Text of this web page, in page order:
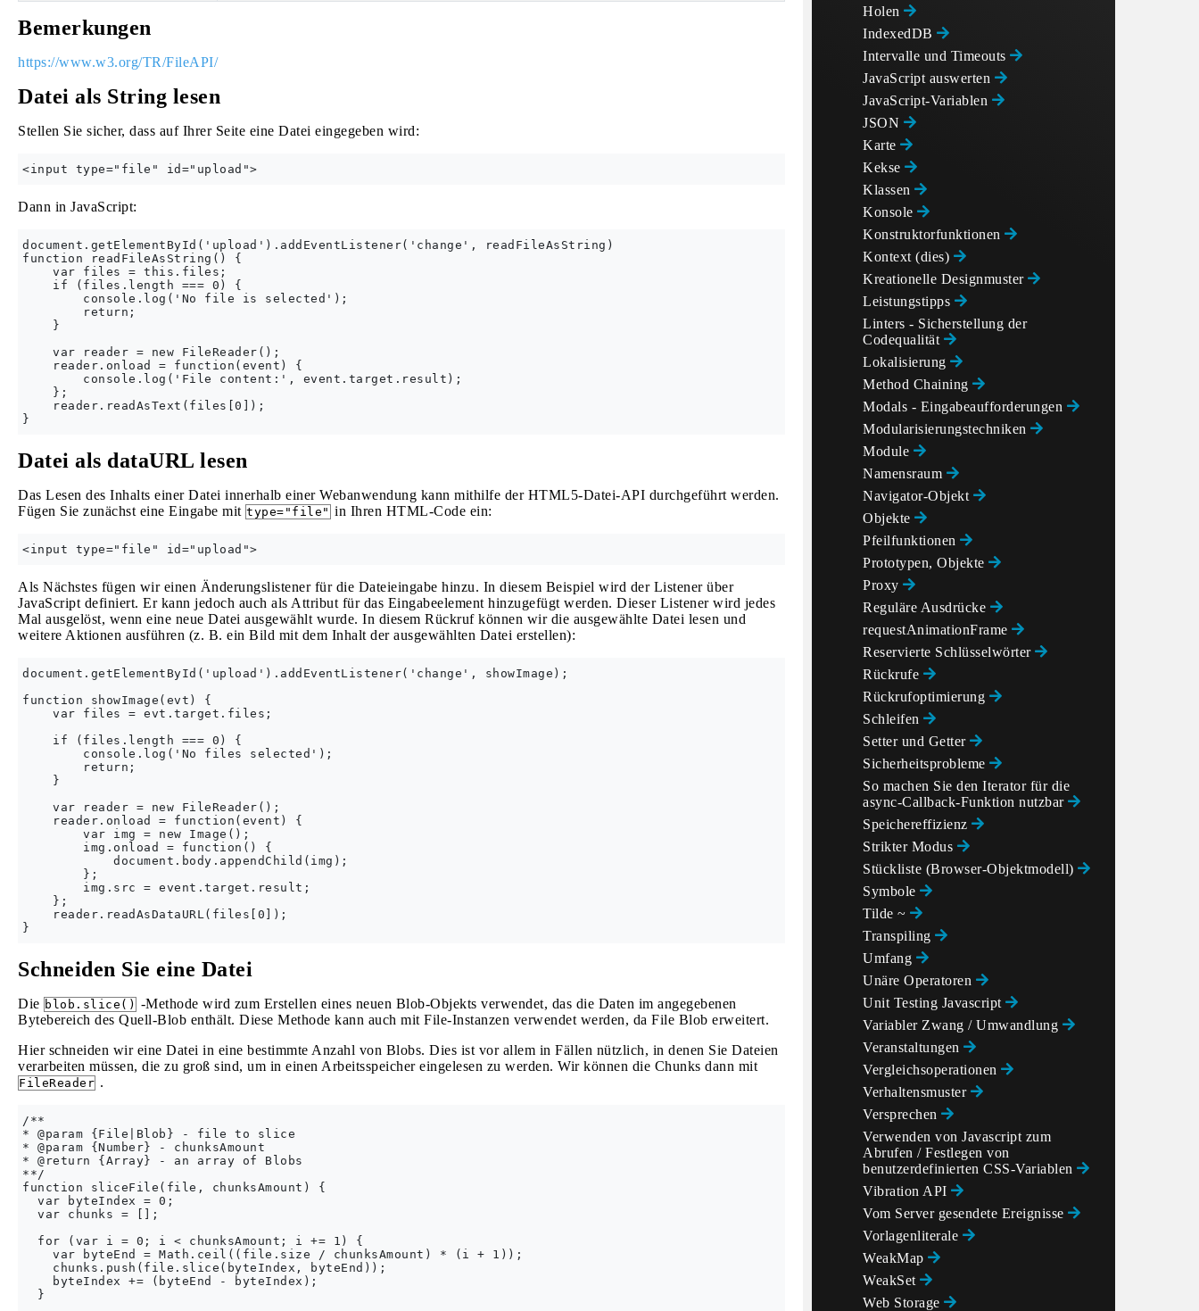
Bemerkungen
https://www.w3.org/TR/FileAPI/
Datei als String lesen
Stellen Sie sicher, dass auf Ihrer Seite eine Datei eingegeben wird:
Dann in JavaScript:
document.getElementById('upload').addEventListener('change', readFileAsString)
function readFileAsString() {
    var files = this.files;
    if (files.length === 0) {
        console.log('No file is selected');
        return;
    }
    var reader = new FileReader();
    reader.onload = function(event) {
        console.log('File content:', event.target.result);
    };
    reader.readAsText(files[0]);
Datei als dataURL lesen
Das Lesen des Inhalts einer Datei innerhalb einer Webanwendung kann mithilfe der HTML5-Datei-API durchgeführt werden.
Fügen Sie zunächst eine Eingabe mit type="file" in Ihren HTML-Code ein:
Als Nächstes fügen wir einen Änderungslistener für die Dateieingabe hinzu. In diesem Beispiel wird der Listener über
JavaScript definiert. Er kann jedoch auch als Attribut für das Eingabeelement hinzugefügt werden. Dieser Listener wird jedes
Mal ausgelöst, wenn eine neue Datei ausgewählt wurde. In diesem Rückruf können wir die ausgewählte Datei lesen und
weitere Aktionen ausführen (z. B. ein Bild mit dem Inhalt der ausgewählten Datei erstellen):
document.getElementById('upload').addEventListener('change', showImage);
function showImage(evt) {
    var files = evt.target.files;
    if (files.length === 0) {
        console.log('No files selected');
        return;
    }
    var reader = new FileReader();
    reader.onload = function(event) {
        var img = new Image();
        img.onload = function() {
            document.body.appendChild(img);
        };
        img.src = event.target.result;
    };
    reader.readAsDataURL(files[0]);
Schneiden Sie eine Datei
Die blob.slice() -Methode wird zum Erstellen eines neuen Blob-Objekts verwendet, das die Daten im angegebenen
Bytebereich des Quell-Blob enthält. Diese Methode kann auch mit File-Instanzen verwendet werden, da File Blob erweitert.
Hier schneiden wir eine Datei in eine bestimmte Anzahl von Blobs. Dies ist vor allem in Fällen nützlich, in denen Sie Dateien
verarbeiten müssen, die zu groß sind, um in einen Arbeitsspeicher eingelesen zu werden. Wir können die Chunks dann mit
FileReader .
/**
* @param {File|Blob} - file to slice
* @param {Number} - chunksAmount
* @return {Array} - an array of Blobs
**/
function sliceFile(file, chunksAmount) {
  var byteIndex = 0;
  var chunks = [];
  for (var i = 0; i < chunksAmount; i += 1) {
    var byteEnd = Math.ceil((file.size / chunksAmount) * (i + 1));
    chunks.push(file.slice(byteIndex, byteEnd));
    byteIndex += (byteEnd - byteIndex);
  }
Holen
IndexedDB
Intervalle und Timeouts
JavaScript auswerten
JavaScript-Variablen
JSON
Karte
Kekse
Klassen
Konsole
Konstruktorfunktionen
Kontext (dies)
Kreationelle Designmuster
Leistungstipps
Linters - Sicherstellung der
Codequalität
Lokalisierung
Method Chaining
Modals - Eingabeaufforderungen
Modularisierungstechniken
Module
Namensraum
Navigator-Objekt
Objekte
Pfeilfunktionen
Prototypen, Objekte
Proxy
Reguläre Ausdrücke
requestAnimationFrame
Reservierte Schlüsselwörter
Rückrufe
Rückrufoptimierung
Schleifen
Setter und Getter
Sicherheitsprobleme
So machen Sie den Iterator für die
async-Callback-Funktion nutzbar
Speichereffizienz
Strikter Modus
Stückliste (Browser-Objektmodell)
Symbole
Tilde ~
Transpiling
Umfang
Unäre Operatoren
Unit Testing Javascript
Variabler Zwang / Umwandlung
Veranstaltungen
Vergleichsoperationen
Verhaltensmuster
Versprechen
Verwenden von Javascript zum
Abrufen / Festlegen von
benutzerdefinierten CSS-Variablen
Vibration API
Vom Server gesendete Ereignisse
Vorlagenliterale
WeakMap
WeakSet
Web Storage